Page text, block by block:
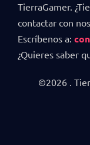
TierraGamer.
contactar con
Escríbenos a:
¿Quieres saber
©2026 .